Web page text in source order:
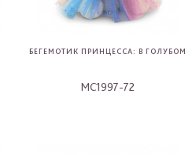
БЕГЕМОТИК ПРИНЦЕССА: В ГОЛУБОМ
MC1997-72